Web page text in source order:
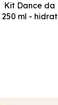
Kit Dance da
250 ml -